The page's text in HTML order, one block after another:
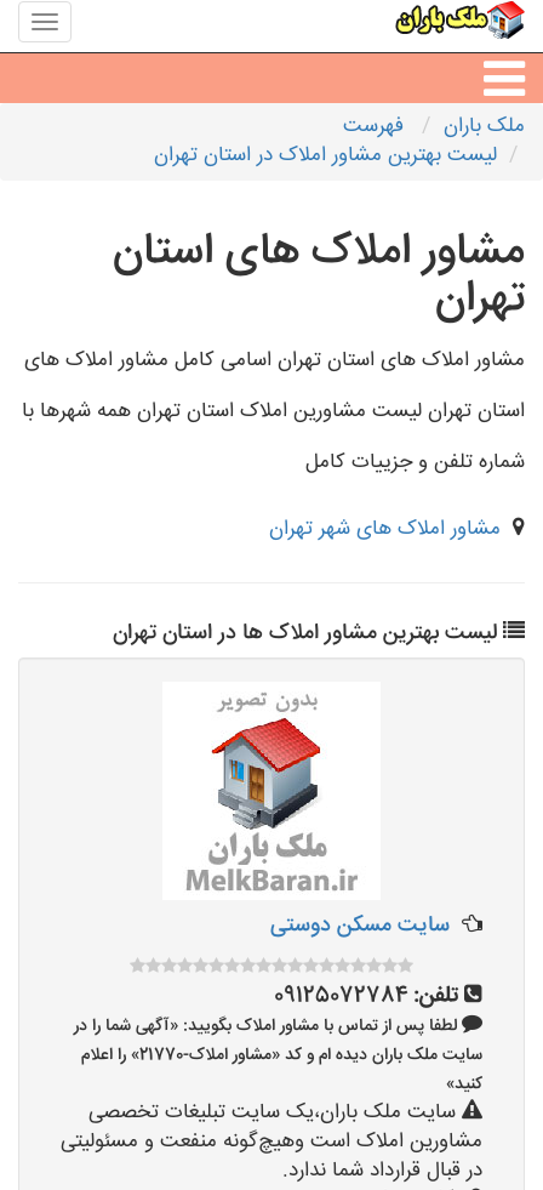
منوی
باران
مشاورین املاک
مشاور املاک شهرها
ملک باران
فهرست
لیست بهترین مشاور املاک در استان تهران
مشاور املاک های استان
تهران
مشاور املاک های استان تهران اسامی کامل مشاور املاک های
استان تهران لیست مشاورین املاک استان تهران همه شهرها با
شماره تلفن و جزییات کامل
مشاور املاک های شهر تهران
لیست بهترین مشاور املاک ها در استان تهران
سایت مسکن دوستی
تلفن: 09125072784
لطفا پس از تماس با مشاور املاک بگویید: «آگهی شما را در
سایت ملک باران دیده ام و کد «مشاور املاک-21770» را اعلام
کنید»
سایت ملک باران،یک سایت تبلیغات تخصصی
مشاورین املاک است وهیچ‌گونه منفعت و مسئولیتی
در قبال قرارداد شما ندارد.